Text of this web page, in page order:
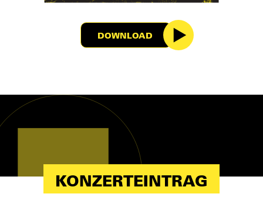
DOWNLOAD
KONZERTEINTRAG